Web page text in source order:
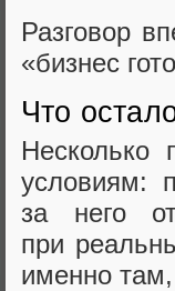
Разговор
«бизнес
Что
Несколько
условиям:
за него
при
именно там,